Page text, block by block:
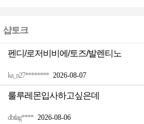
샵토크
ka_n27******** 2026-08-07
펜디/로저비비에/토즈/발렌티노
dbtlag**** 2026-08-06
룰루레몬입사하고싶은데